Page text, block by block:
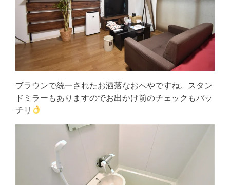
ブラウンで統一されたお洒落なおへやですね。スタン
ドミラーもありますのでお出かけ前のチェックもバッ
チリ